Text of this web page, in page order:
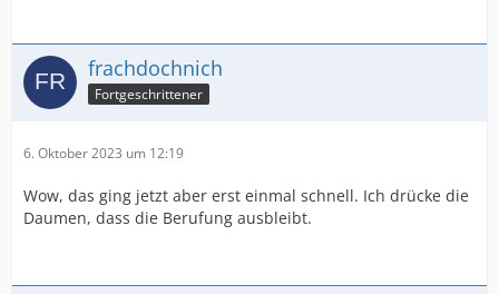
frachdochnich
Fortgeschrittener
6. Oktober 2023 um 12:19
Wow, das ging jetzt aber erst einmal schnell. Ich drücke die
Daumen, dass die Berufung ausbleibt.